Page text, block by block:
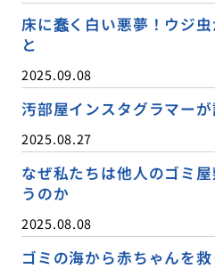
床に蠢く白い悪夢！ウジ
と
2025.09.08
汚部屋インスタグラマー
2025.08.27
なぜ私たちは他人のゴミ
うのか
2025.08.08
ゴミの海から赤ちゃんを